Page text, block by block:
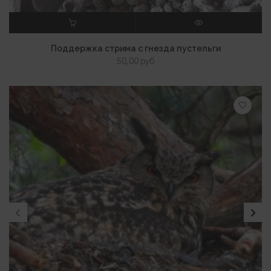
В КОРЗИНУ
Поддержка стрима с гнезда пустельги
50,00 руб